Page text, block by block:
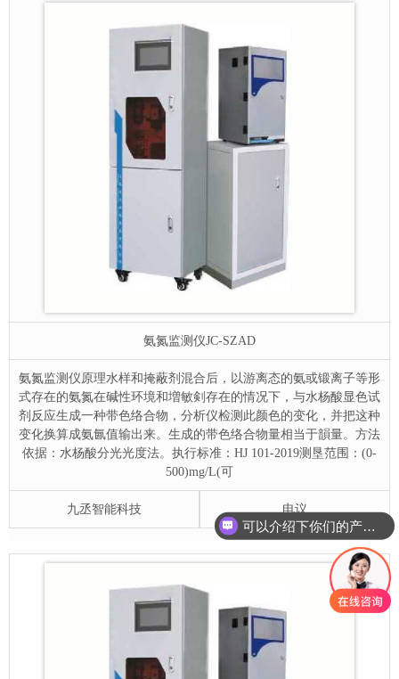
氨氮监测仪JC-SZAD
氨氮监测仪原理水样和掩蔽剂混合后，以游离态的氨或锻离子等形
式存在的氨氮在碱性环境和増敏剣存在的情况下，与水杨酸显色试
剂反应生成一种带色络合物，分析仪检测此颜色的变化，并把这种
变化换算成氨氤值输出来。生成的带色络合物量相当于韻量。方法
依据：水杨酸分光光度法。执行标准：HJ 101-2019测垦范围：(0-
500)mg/L(可
九丞智能科技 电议
可以介绍下你们的产品么